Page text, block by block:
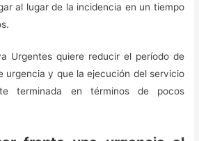
al lugar de la incidencia en un tiempo
Urgentes quiere reducir el período de
urgencia y que la ejecución del servicio
terminada en términos de pocos